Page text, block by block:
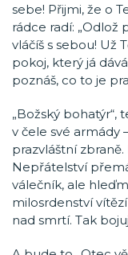
sebe! Přijmi, že o
rádce radí:
vláčíš s sebou! Už
pokoj, který já
poznáš, co to je
„Božský bohatýr“,
v čele své armády
prazvláštní
Nepřátelství
válečník, ale
milosrdenství
nad smrtí. Tak